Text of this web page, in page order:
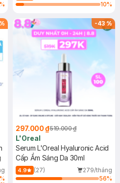
%
10%
% -43%
297.000 ₫519.000 ₫
L'Oreal
Serum L'Oreal Hyaluronic Acid
Cấp Ẩm Sáng Da 30ml
4.9 (27)
279/tháng
56%